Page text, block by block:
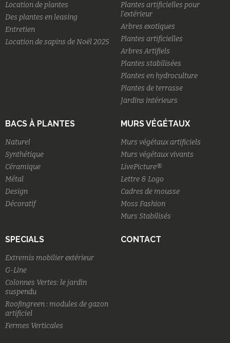
Location de plantes
Des plantes en leasing
Entretien
Location de sapins de Noël 2025
Plantes artificielles pour
l'extérieur
Arbres exotiques
Plantes artificielles
Arbres Artifiels
Plantes stabilisées
Plantes en hydroculture
Plantes de terrasse
Jardins intérieurs
BACS À PLANTES
Naturel
Synthétique
Céramique
Métal
Design
Décoratif
MURS VÉGÉTAUX
Murs végétaux artificiels
Murs végétaux vivants
LivePicture®
Lettre & Logo
Cadres de mousse
Moss Fashion
Murs Stabilisés
SPECIALS
Extremis mobilier extérieur
G-Line
Colonnes Vertes: le jardin
suspendu
Roofingreen : modules de gazon
artificiel
Fermes Verticales
CONTACT